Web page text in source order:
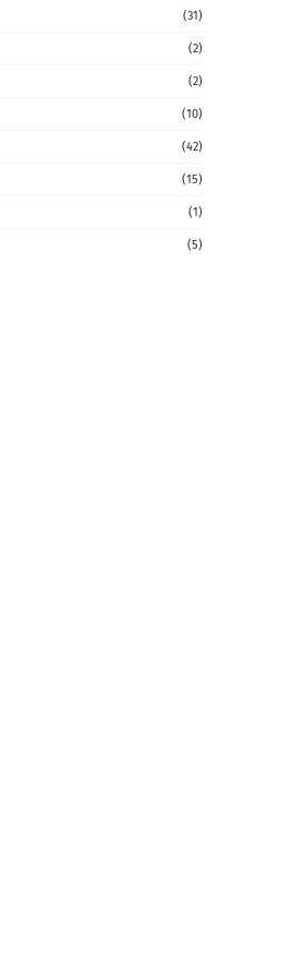
(31)
(2)
(2)
(10)
(42)
(15)
(1)
(5)